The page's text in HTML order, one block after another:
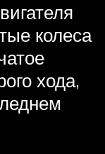
колеса
хода,